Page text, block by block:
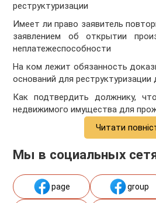
реструктуризации
Имеет ли право заявитель
заявлением об открытии
неплатежеспособности
На ком лежит обязанность
оснований для реструктуризации
Как подтвердить должнику,
недвижимого имущества для
Читати
Мы в социальных
page group